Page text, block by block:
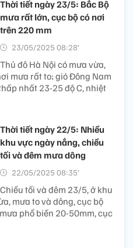
Thời tiết ngày 23/5: Bắc Bộ
mưa rất lớn, cục bộ có nơi
trên 220 mm
23/05/2025 08:28’
Thủ đô Hà Nội có mưa vừa,
mưa rất to; gió Đông Nam
nhất 23-25 độ C, nhiệt
Thời tiết ngày 22/5: Nhiều
khu vực ngày nắng, chiều
tối và đêm mưa dông
22/05/2025 08:35’
Chiều tối và đêm 23/5, ở khu
mưa to và dông, cục bộ
phổ biến 20-50mm, cục